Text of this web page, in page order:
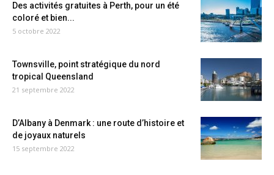
Des activités gratuites à Perth, pour un été
coloré et bien...
5 octobre 2022
Townsville, point stratégique du nord
tropical Queensland
21 septembre 2022
D’Albany à Denmark : une route d’histoire et
de joyaux naturels
15 septembre 2022